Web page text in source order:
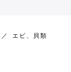
エビ、貝類